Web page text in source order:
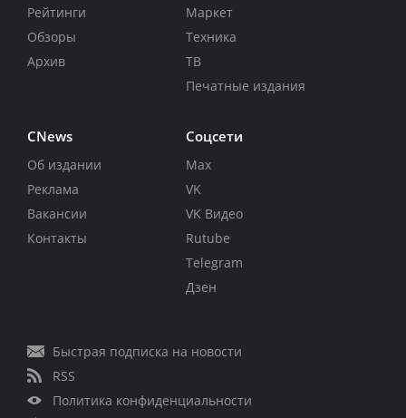
Рейтинги
Обзоры
Архив
Маркет
Техника
ТВ
Печатные издания
CNews
Об издании
Реклама
Вакансии
Контакты
Соцсети
Max
VK
VK Видео
Rutube
Telegram
Дзен
Быстрая подписка на новости
RSS
Политика конфиденциальности